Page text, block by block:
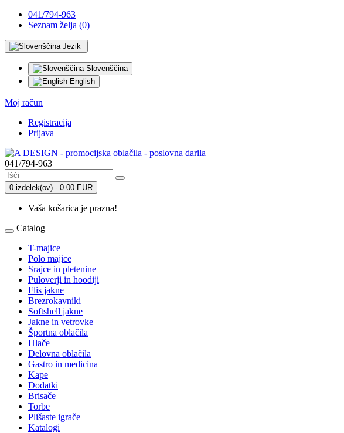
041/794-963
Seznam želja (0)
Jezik
Slovenščina
English
Moj račun
Registracija
Prijava
041/794-963
0 izdelek(ov) - 0.00 EUR
Vaša košarica je prazna!
Catalog
T-majice
Polo majice
Srajce in pletenine
Puloverji in hoodiji
Flis jakne
Brezrokavniki
Softshell jakne
Jakne in vetrovke
Športna oblačila
Hlače
Delovna oblačila
Gastro in medicina
Kape
Dodatki
Brisače
Torbe
Plišaste igrače
Katalogi